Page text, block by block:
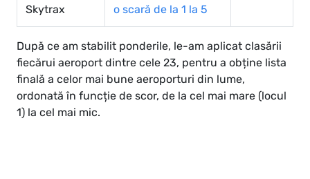
Skytrax
o scară de la 1 la 5
După ce am stabilit ponderile, le-am aplicat clasării
fiecărui aeroport dintre cele 23, pentru a obține lista
finală a celor mai bune aeroporturi din lume,
ordonată în funcție de scor, de la cel mai mare (locul
1) la cel mai mic.